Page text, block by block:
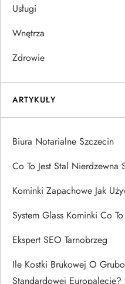
Usługi
Wnętrza
Zdrowie
ARTYKUŁY
Biura Notarialne Szczecin
Co To Jest Stal Nierdzewna
Kominki Zapachowe Jak
System Glass Kominki Co To
Ekspert SEO Tarnobrzeg
Ile Kostki Brukowej O
Standardowej Europalecie?